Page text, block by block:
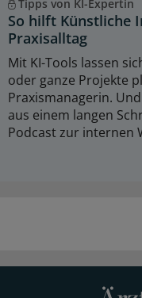
Tipps von KI-Expertin
So hilft Künstliche
Praxisalltag
Mit KI-Tools lassen
oder ganze Projekte
Praxismanagerin.
aus einem langen
Podcast zur internen